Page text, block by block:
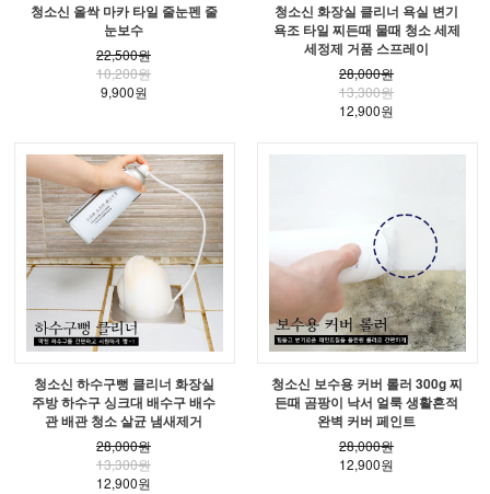
청소신 올싹 마카 타일 줄눈펜 줄
눈보수
22,500원
10,200원
9,900원
청소신 화장실 클리너 욕실 변기
욕조 타일 찌든때 물때 청소 세제
세정제 거품 스프레이
28,000원
13,300원
12,900원
청소신 하수구뻥 클리너 화장실
주방 하수구 싱크대 배수구 배수
관 배관 청소 살균 냄새제거
28,000원
13,300원
12,900원
청소신 보수용 커버 롤러 300g 찌
든때 곰팡이 낙서 얼룩 생활흔적
완벽 커버 페인트
28,000원
12,900원